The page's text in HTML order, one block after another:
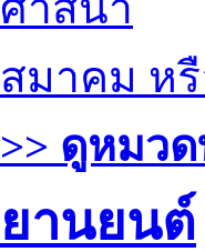
สมาคม ห
>> ดูหมว
ยานยนต์